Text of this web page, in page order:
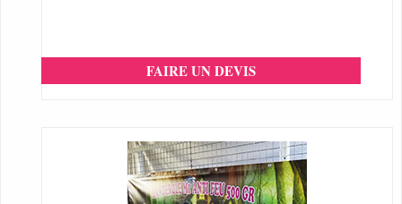
FAIRE UN DEVIS